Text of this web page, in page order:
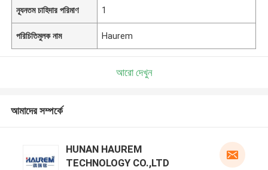
ন্যূনতম চাহিদার পরিমাণ 1
পরিচিতিমুলক নাম Haurem
আরো দেখুন
আমাদের সম্পর্কে
HUNAN HAUREM
TECHNOLOGY CO.,LTD